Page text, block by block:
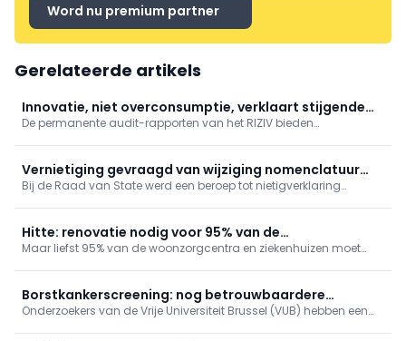
Word nu premium partner
Gerelateerde artikels
Innovatie, niet overconsumptie, verklaart stijgende
uitgaven
De permanente audit-rapporten van het RIZIV bieden
overconsumptie en ondoelmatigheid.
Vernietiging gevraagd van wijziging nomenclatuur
voor spirometrie
Bij de Raad van State werd een beroep tot nietigverklaring
Hitte: renovatie nodig voor 95% van de
woonzorgcentra en ziekenhuizen
Maar liefst 95% van de woonzorgcentra en ziekenhuizen moet
Borstkankerscreening: nog betrouwbaardere
simulatiemodellen
Onderzoekers van de Vrije Universiteit Brussel (VUB) hebben een